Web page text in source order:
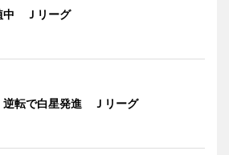
中 Ｊリーグ
逆転で白星発進 Ｊリーグ